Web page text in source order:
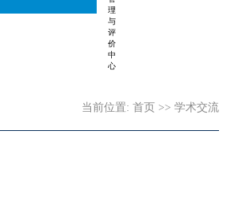
当前位置: 首页 >> 学术交流